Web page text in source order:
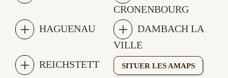
CRONENBOURG
HAGUENAU
DAMBACH LA
VILLE
REICHSTETT
SITUER LES AMAPS